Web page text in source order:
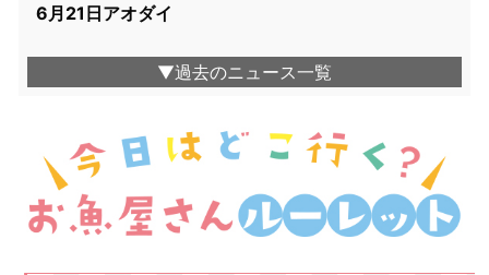
6月21日アオダイ
▼過去のニュース一覧